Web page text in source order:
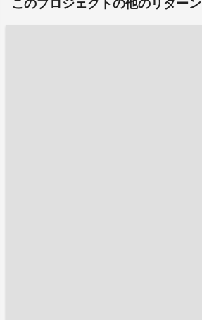
このプロジェクトの他のリターン